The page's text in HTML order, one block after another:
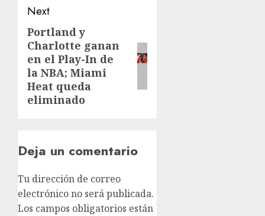
Next
Portland y
Charlotte ganan
en el Play-In de
la NBA; Miami
Heat queda
eliminado
Deja un comentario
Tu dirección de correo
electrónico no será publicada.
Los campos obligatorios están